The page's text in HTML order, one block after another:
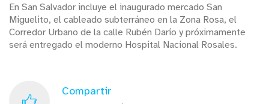
En San Salvador incluye el inaugurado mercado San
Miguelito, el cableado subterráneo en la Zona Rosa, el
Corredor Urbano de la calle Rubén Darío y próximamente
será entregado el moderno Hospital Nacional Rosales.
Compartir